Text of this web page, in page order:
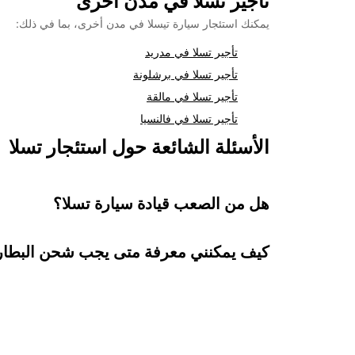
يمكنك استئجار سيارة تيسلا في مدن أخرى، بما في ذلك:
تأجير تسلا في مدريد
تأجير تسلا في برشلونة
تأجير تسلا في مالقة
تأجير تسلا في فالنسيا
الأسئلة الشائعة حول استئجار تسلا
هل من الصعب قيادة سيارة تسلا؟
كيف يمكنني معرفة متى يجب شحن